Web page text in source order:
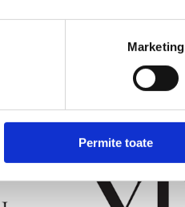
Marketing
Permite toate